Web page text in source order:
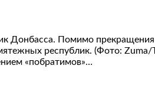
Донбасса. Помимо
республик. (Фото:
«побратимов»…